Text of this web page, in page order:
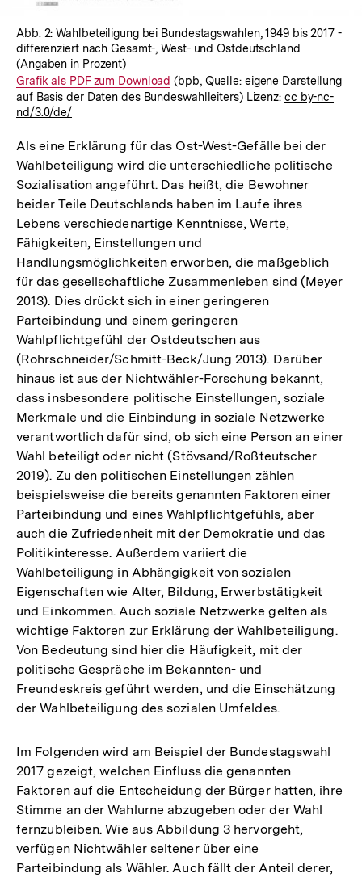
Abb. 2: Wahlbeteiligung bei Bundestagswahlen, 1949 bis 2017 -
differenziert nach Gesamt-, West- und Ostdeutschland
(Angaben in Prozent)
Interner
Link:
Grafik als PDF zum Download (bpb, Quelle: eigene Darstellung
auf Basis der Daten des Bundeswahlleiters) Lizenz: cc by-nc-
nd/3.0/de/
Als eine Erklärung für das Ost-West-Gefälle bei der
Wahlbeteiligung wird die unterschiedliche politische
Sozialisation angeführt. Das heißt, die Bewohner
beider Teile Deutschlands haben im Laufe ihres
Lebens verschiedenartige Kenntnisse, Werte,
Fähigkeiten, Einstellungen und
Handlungsmöglichkeiten erworben, die maßgeblich
für das gesellschaftliche Zusammenleben sind (Meyer
2013). Dies drückt sich in einer geringeren
Parteibindung und einem geringeren
Wahlpflichtgefühl der Ostdeutschen aus
(Rohrschneider/Schmitt-Beck/Jung 2013). Darüber
hinaus ist aus der Nichtwähler-Forschung bekannt,
dass insbesondere politische Einstellungen, soziale
Merkmale und die Einbindung in soziale Netzwerke
verantwortlich dafür sind, ob sich eine Person an einer
Wahl beteiligt oder nicht (Stövsand/Roßteutscher
2019). Zu den politischen Einstellungen zählen
beispielsweise die bereits genannten Faktoren einer
Parteibindung und eines Wahlpflichtgefühls, aber
auch die Zufriedenheit mit der Demokratie und das
Politikinteresse. Außerdem variiert die
Wahlbeteiligung in Abhängigkeit von sozialen
Eigenschaften wie Alter, Bildung, Erwerbstätigkeit
und Einkommen. Auch soziale Netzwerke gelten als
wichtige Faktoren zur Erklärung der Wahlbeteiligung.
Von Bedeutung sind hier die Häufigkeit, mit der
politische Gespräche im Bekannten- und
Freundeskreis geführt werden, und die Einschätzung
der Wahlbeteiligung des sozialen Umfeldes.
Im Folgenden wird am Beispiel der Bundestagswahl
2017 gezeigt, welchen Einfluss die genannten
Faktoren auf die Entscheidung der Bürger hatten, ihre
Stimme an der Wahlurne abzugeben oder der Wahl
fernzubleiben. Wie aus Abbildung 3 hervorgeht,
verfügen Nichtwähler seltener über eine
Parteibindung als Wähler. Auch fällt der Anteil derer,